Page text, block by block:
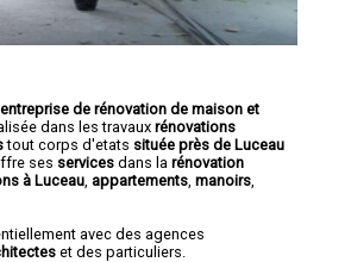
entreprise de rénovation de maison et
dans les travaux rénovations
tout corps d'etats située près de Luceau
ses services dans la rénovation
à Luceau appartements manoirs
avec des agences
et des particuliers.